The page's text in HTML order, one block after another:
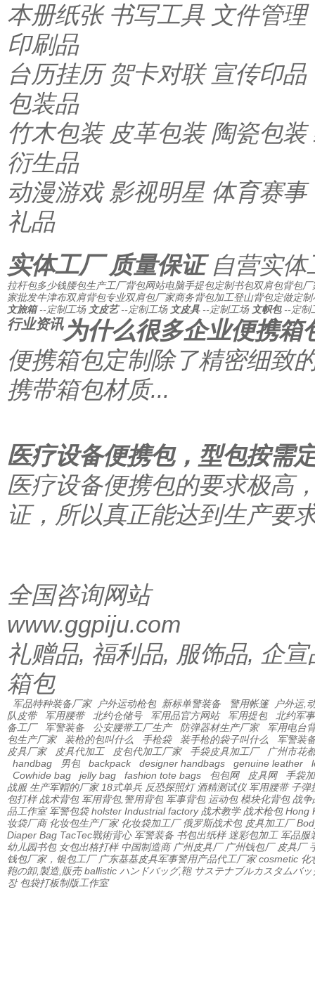
本册纸张 书写工具 文件管理
印刷品
台历挂历 贺卡对联 宣传印品
包装品
竹木包装 皮革包装 陶瓷包装
衍生品
动漫游戏 影视明星 体育赛事
礼品
实体工厂 质量保证 自营实
拉杆包多少钱腰包生产工厂背包网站电脑手提包定制书包双肩包背包厂
家批发牛津布双肩背包专业双肩包厂家商务背包加工登山背包定做定制
文旅箱 --定制工场 文皮艺 --定制工场 文皮具 --定制工场 文帜包 --定制
行业资讯为什么很多企业便携箱
便携箱包定制除了精密细致
携带箱包材质...
医疗设备便携包，型包按需
医疗设备便携包的要求极高
证，所以真正能达到生产要
全国咨询网站
www.ggpiju.com
礼赠品, 福利品, 服饰品, 企
箱包
军品特种装备厂家 户外运动枪包 新标单警装备 警用帐篷
户外运,
队皮带
军用腰带 北约仓储号 军用品官方网站 军用提包
北约军
备工厂
军警装备 公安腰带工厂生产 防弹器材生产厂家
军用电台
包生产厂家
装枪的包叫什么 手枪袋 装手枪的袋子叫什么
军警装
皮具厂家
皮具代加工 皮包代加工厂家 手袋皮具加工厂
广州市花
handbag
男包 backpack designer handbags genuine leather
Cowhide bag
jelly bag fashion tote bags 包包网 皮具网
手袋
战服 生产军帽的厂家 18式单兵 反恐探照灯 酒精测试仪 军用腰带 子弹
包打样 战术背包 军用背包,警用背包 军事背包 运动包 模块化背包 战争
品工作室 军警包袋 holster Industrial factory 战术教学 战术枪包 Hong
妆袋厂商 化妆包生产厂家 化妆袋加工厂 俄罗斯战术包 皮具加工厂
Diaper Bag TacTec戰術背心 军警装备 书包出纸样 迷彩包加工 军品服
幼儿园书包 女包出格打样 中国制造商 广州皮具厂 广州钱包厂 皮具厂
钱包厂家，银包工厂 广东基基皮具军事警用产品代工厂家 cosmetic 化
鞄の卸,製造,販売 ballistic ハンドバッグ,鞄 サステナブルカスタムバ
장 包袋打板制版工作室